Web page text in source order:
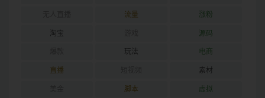
流量 涨粉
淘宝 源码
玩法 电商
直播 素材
脚本 虚拟